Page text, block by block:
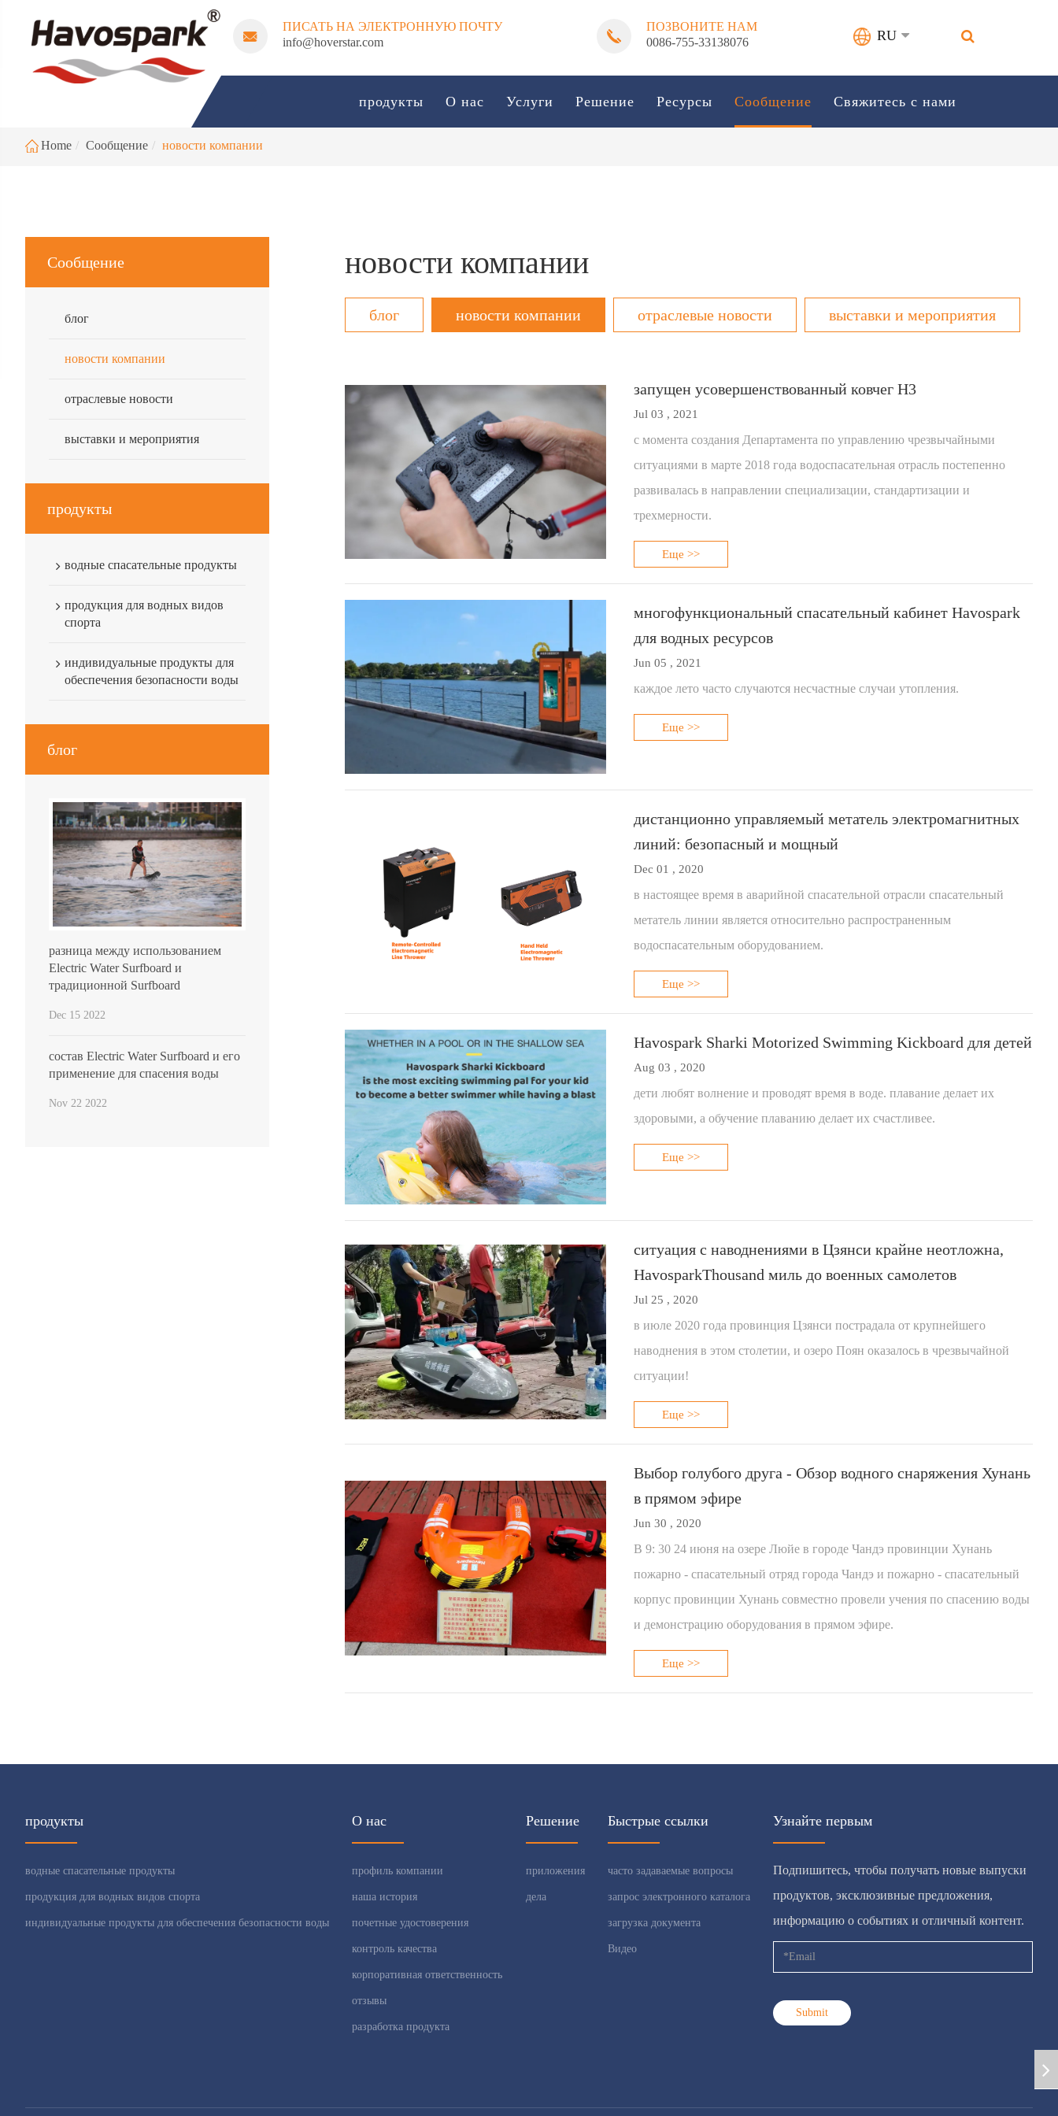
ПИСАТЬ НА ЭЛЕКТРОННУЮ ПОЧТУ
info@hoverstar.com
ПОЗВОНИТЕ НАМ
0086-755-33138076
RU
продукты О нас Услуги Решение Ресурсы Сообщение Свяжитесь с нами
Home Сообщение новости компании
Сообщение
блог
новости компании
отраслевые новости
выставки и мероприятия
продукты
водные спасательные продукты
продукция для водных видов
спорта
индивидуальные продукты для
обеспечения безопасности воды
блог
разница между использованием
Electric Water Surfboard и
традиционной Surfboard
Dec 15 2022
состав Electric Water Surfboard и его
применение для спасения воды
Nov 22 2022
новости компании
блог новости компании отраслевые новости выставки и мероприятия
запущен усовершенствованный ковчег H3
Jul 03 , 2021
с момента создания Департамента по управлению чрезвычайными
ситуациями в марте 2018 года водоспасательная отрасль постепенно
развивалась в направлении специализации, стандартизации и
трехмерности.
Еще >>
многофункциональный спасательный кабинет Havospark
для водных ресурсов
Jun 05 , 2021
каждое лето часто случаются несчастные случаи утопления.
Еще >>
дистанционно управляемый метатель электромагнитных
линий: безопасный и мощный
Dec 01 , 2020
в настоящее время в аварийной спасательной отрасли спасательный
метатель линии является относительно распространенным
водоспасательным оборудованием.
Еще >>
Havospark Sharki Motorized Swimming Kickboard для детей
Aug 03 , 2020
дети любят волнение и проводят время в воде. плавание делает их
здоровыми, а обучение плаванию делает их счастливее.
Еще >>
ситуация с наводнениями в Цзянси крайне неотложна,
HavosparkThousand миль до военных самолетов
Jul 25 , 2020
в июле 2020 года провинция Цзянси пострадала от крупнейшего
наводнения в этом столетии, и озеро Поян оказалось в чрезвычайной
ситуации!
Еще >>
Выбор голубого друга - Обзор водного снаряжения Хунань
в прямом эфире
Jun 30 , 2020
В 9: 30 24 июня на озере Люйе в городе Чандэ провинции Хунань
пожарно - спасательный отряд города Чандэ и пожарно - спасательный
корпус провинции Хунань совместно провели учения по спасению воды
и демонстрацию оборудования в прямом эфире.
Еще >>
продукты
водные спасательные продукты
продукция для водных видов спорта
индивидуальные продукты для обеспечения безопасности воды
О нас
профиль компании
наша история
почетные удостоверения
контроль качества
корпоративная ответственность
отзывы
разработка продукта
Решение
приложения
дела
Быстрые ссылки
часто задаваемые вопросы
запрос электронного каталога
загрузка документа
Видео
Узнайте первым
Подпишитесь, чтобы получать новые выпуски
продуктов, эксклюзивные предложения,
информацию о событиях и отличный контент.
Submit